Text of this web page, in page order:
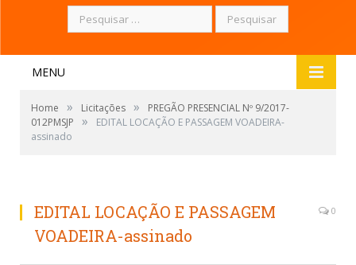
Pesquisar
por:
MENU
Home » Licitações »
PREGÃO PRESENCIAL Nº 9/2017-
012PMSJP
»
EDITAL LOCAÇÃO E PASSAGEM VOADEIRA-
assinado
EDITAL LOCAÇÃO E PASSAGEM
VOADEIRA-assinado
0